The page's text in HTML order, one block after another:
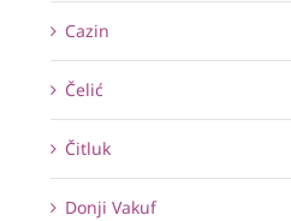
Cazin
Čelić
Čitluk
Donji Vakuf